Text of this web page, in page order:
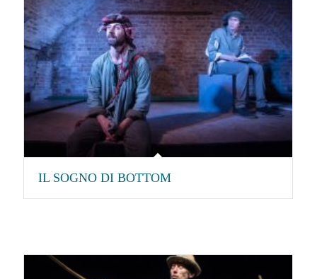
IL SOGNO DI BOTTOM